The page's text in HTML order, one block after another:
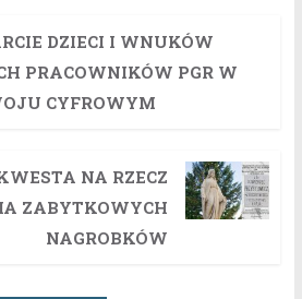
DZIECI I WNUKÓW
PRACOWNIKÓW PGR W
CYFROWYM
NA RZECZ
ZABYTKOWYCH
NAGROBKÓW